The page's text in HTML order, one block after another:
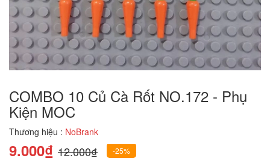
COMBO 10 Củ Cà Rốt NO.172 - Phụ
Kiện MOC
Thương hiệu : NoBrank
9.000₫ 12.000₫ -25%